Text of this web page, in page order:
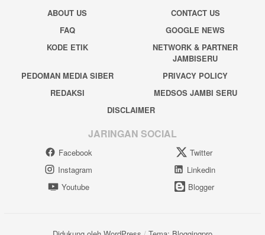
ABOUT US
CONTACT US
FAQ
GOOGLE NEWS
KODE ETIK
NETWORK & PARTNER
JAMBISERU
PEDOMAN MEDIA SIBER
PRIVACY POLICY
REDAKSI
MEDSOS JAMBI SERU
DISCLAIMER
JARINGAN SOCIAL
Facebook
Twitter
Instagram
Linkedin
Youtube
Blogger